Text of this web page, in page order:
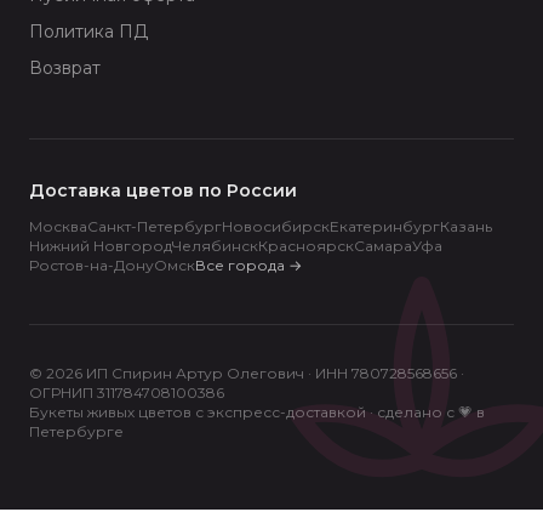
Политика ПД
Возврат
Доставка цветов по России
МоскваСанкт-ПетербургНовосибирскЕкатеринбургКазань
Нижний НовгородЧелябинскКрасноярскСамараУфа
Ростов-на-ДонуОмскВсе города →
© 2026 ИП Спирин Артур Олегович · ИНН 780728568656 ·
ОГРНИП 311784708100386
Букеты живых цветов с экспресс-доставкой · сделано с 💗 в
Петербурге